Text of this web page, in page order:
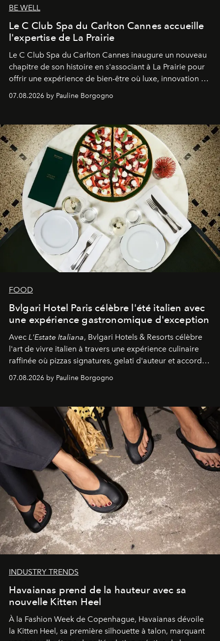
BE WELL
Le C Club Spa du Carlton Cannes accueille
l'expertise de La Prairie
Le C Club Spa du Carlton Cannes inaugure un nouveau
chapitre de son histoire en s'associant à La Prairie pour
offrir une expérience de bien-être où luxe, innovation et
expertise se rencontrent.
07.08.2026 by Pauline Borgogno
FOOD
Bvlgari Hotel Paris célèbre l'été italien avec
une expérience gastronomique d'exception
Avec L'Estate Italiana, Bvlgari Hotels & Resorts célèbre
l'art de vivre italien à travers une expérience culinaire
raffinée où pizzas signatures, gelati d'auteur et accords
d'exception composent un véritable voyage sensoriel.
07.08.2026 by Pauline Borgogno
INDUSTRY TRENDS
Havaianas prend de la hauteur avec sa
nouvelle Kitten Heel
À la Fashion Week de Copenhague, Havaianas dévoile
la Kitten Heel, sa première silhouette à talon, marquant